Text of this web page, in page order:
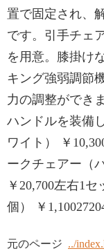
置で固定され、
です。引手チェ
を用意。膝掛け
キング強弱調節
力の調整ができ
ハンドルを装備
ワイト） ￥
ークチェアー（
￥20,700左右1
個） ￥
元のページ ../